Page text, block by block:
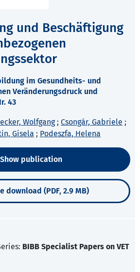
und Beschäftigung
im Gesundheits- und
Veränderungsdruck und
43
Wolfgang; Csongár, Gabriele ;
Gisela ; Podeszfa, Helena
Show publication
download (PDF, 2.9 MB)
BIBB Specialist Papers on VET